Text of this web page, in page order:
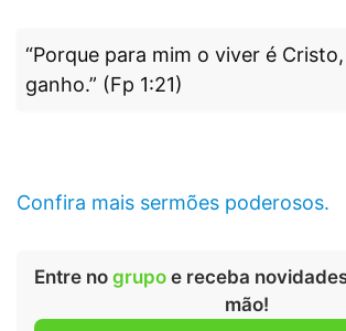
“Porque para mim o viver é
ganho.” (Fp 1:21)
Confira mais sermões poderosos.
Entre no grupo e receba
mão!